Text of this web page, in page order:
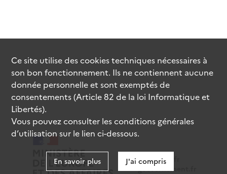
data.gouv.fr
gouvernement.fr
Ce site utilise descookiestechniques nécessaires à
son bon fonctionnement. Ils ne contiennent aucune
donnée personnelle et sont exemptés de
consentements (Article 82 de la loi Informatique et
Libertés).
Vous pouvez consulter les conditions générales
d’utilisation sur le lien ci-dessous.
En savoir plus J'ai compris